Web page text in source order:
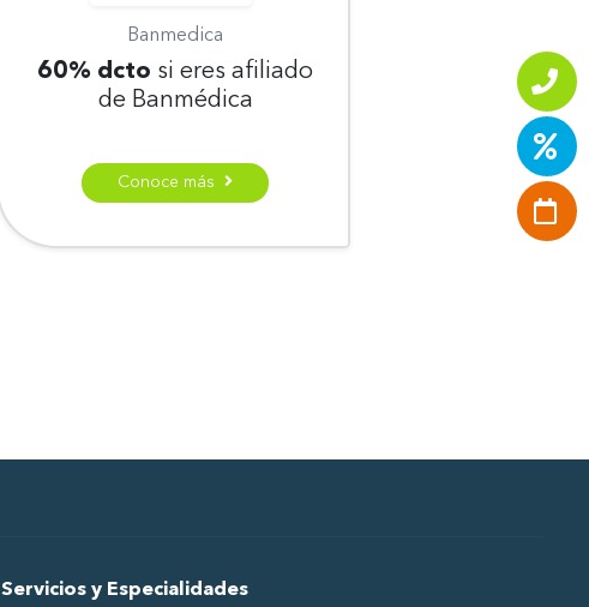
Banmedica
60% dcto si eres afiliado
de Banmédica
Conoce más
Servicios y Especialidades